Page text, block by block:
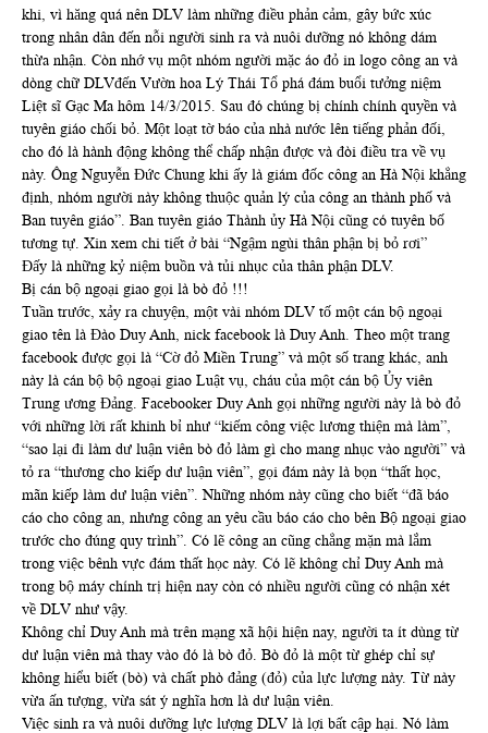
khi, vì hăng quá nên DLV làm những điều phản cảm, gây bức xúc
trong nhân dân đến nỗi người sinh ra và nuôi dưỡng nó không dám
thừa nhận. Còn nhớ vụ một nhóm người mặc áo đỏ in logo công an và
dòng chữ DLVđến Vườn hoa Lý Thái Tổ phá đám buổi tưởng niệm
Liệt sĩ Gạc Ma hôm 14/3/2015. Sau đó chúng bị chính chính quyền và
tuyên giáo chối bỏ. Một loạt tờ báo của nhà nước lên tiếng phản đối,
cho đó là hành động không thể chấp nhận được và đòi điều tra về vụ
này. Ông Nguyễn Đức Chung khi ấy là giám đốc công an Hà Nội khẳng
định, nhóm người này không thuộc quản lý của công an thành phố và
Ban tuyên giáo”. Ban tuyên giáo Thành ủy Hà Nội cũng có tuyên bố
tương tự. Xin xem chi tiết ở bài “Ngậm ngùi thân phận bị bỏ rơi”
Đấy là những kỷ niệm buồn và tủi nhục của thân phận DLV.
Bị cán bộ ngoại giao gọi là bò đỏ !!!
Tuần trước, xảy ra chuyện, một vài nhóm DLV tố một cán bộ ngoại
giao tên là Đào Duy Anh, nick facebook là Duy Anh. Theo một trang
facebook được gọi là “Cờ đỏ Miền Trung” và một số trang khác, anh
này là cán bộ bộ ngoại giao Luật vụ, cháu của một cán bộ Ủy viên
Trung ương Đảng. Facebooker Duy Anh gọi những người này là bò đỏ
với những lời rất khinh bỉ như “kiếm công việc lương thiện mà làm”,
“sao lại đi làm dư luận viên bò đỏ làm gì cho mang nhục vào người” và
tỏ ra “thương cho kiếp dư luận viên”, gọi đám này là bọn “thất học,
mãn kiếp làm dư luận viên”. Những nhóm này cũng cho biết “đã báo
cáo cho công an, nhưng công an yêu cầu báo cáo cho bên Bộ ngoại giao
trước cho đúng quy trình”. Có lẽ công an cũng chẳng mặn mà lắm
trong việc bênh vực đám thất học này. Có lẽ không chỉ Duy Anh mà
trong bộ máy chính trị hiện nay còn có nhiều người cũng có nhận xét
về DLV như vậy.
Không chỉ Duy Anh mà trên mạng xã hội hiện nay, người ta ít dùng từ
dư luận viên mà thay vào đó là bò đỏ. Bò đỏ là một từ ghép chỉ sự
không hiểu biết (bò) và chất phò đảng (đỏ) của lực lượng này. Từ này
vừa ấn tượng, vừa sát ý nghĩa hơn là dư luận viên.
Việc sinh ra và nuôi dưỡng lực lượng DLV là lợi bất cập hại. Nó làm